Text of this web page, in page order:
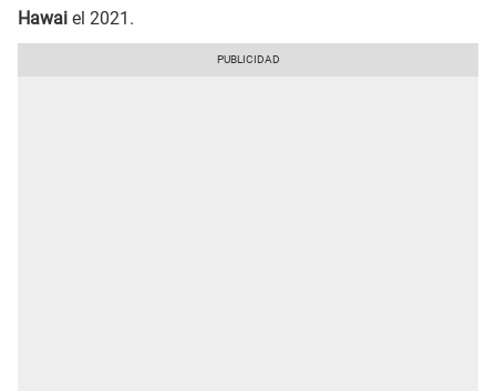
Hawai el 2021.